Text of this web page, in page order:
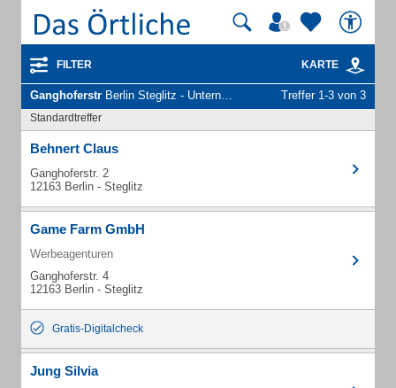
FILTER KARTE
Ganghoferstr Berlin Steglitz - Unternehmen und Personen Treffer 1-3 von 3
Standardtreffer
Behnert Claus
Ganghoferstr. 2
12163 Berlin - Steglitz
Game Farm GmbH
Werbeagenturen
Ganghoferstr. 4
12163 Berlin - Steglitz
Gratis-Digitalcheck
Jung Silvia